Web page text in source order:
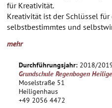
Kultur und Schule
für Kreativität.
Kreativität ist der Schlüssel
selbstbestimmtes und
ihre „Ruhe-Schutz-Tücher“.
Maltechniken kennen. Die
auf Stoff um. Die Tücher
Gestaltung von Bildern an.
zu einem schützenden,
mehr
Durchführungsjahr: 2018/
Grundschule Regenbogen
Moselstraße 51
Heiligenhaus
+49 2056 4472